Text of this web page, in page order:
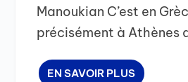
Manoukian C’est en
précisément à Athènes
EN SAVOIR PLUS